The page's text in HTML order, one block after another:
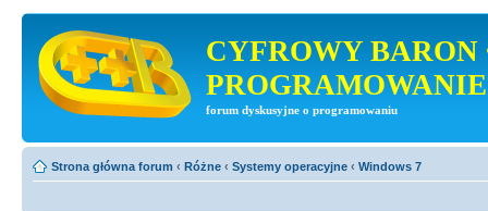
CYFROWY BARON
PROGRAMOWANIE
forum dyskusyjne o programowaniu
Strona główna forum ‹ Różne ‹ Systemy operacyjne ‹ Windows 7